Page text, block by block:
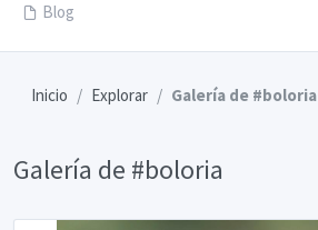
Blog
Inicio Explorar Galería de #boloria
Galería de #boloria